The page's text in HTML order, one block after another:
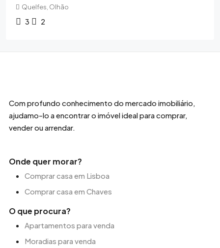
Quelfes, Olhão
3 2
Com profundo conhecimento do mercado imobiliário,
ajudamo-lo a encontrar o imóvel ideal para comprar,
vender ou arrendar.
Onde quer morar?
Comprar casa em Lisboa
Comprar casa em Chaves
O que procura?
Apartamentos para venda
Moradias para venda